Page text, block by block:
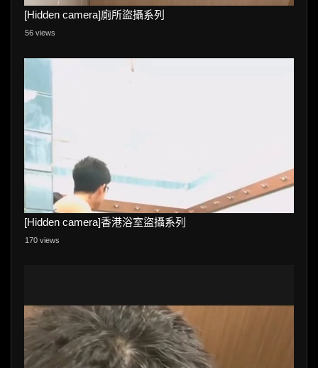
[Hidden camera]廁所盜攝系列
56 views
[Hidden camera]香港浴室盜攝系列
170 views